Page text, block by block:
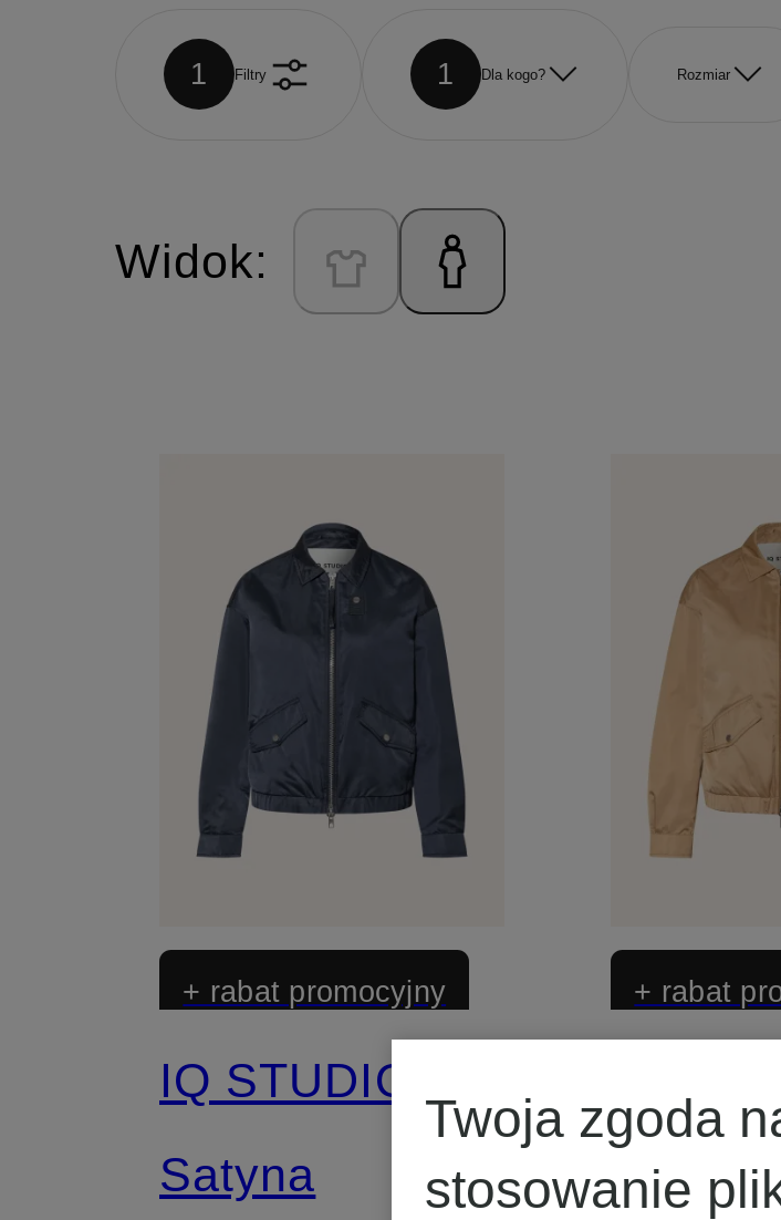
1 Filtry 1 Dla kogo? Rozmiar
Widok:
+ rabat promocyjny
IQ STUDIO
Satyna
+ rabat
Satyna
Twoja zgoda
stosowanie